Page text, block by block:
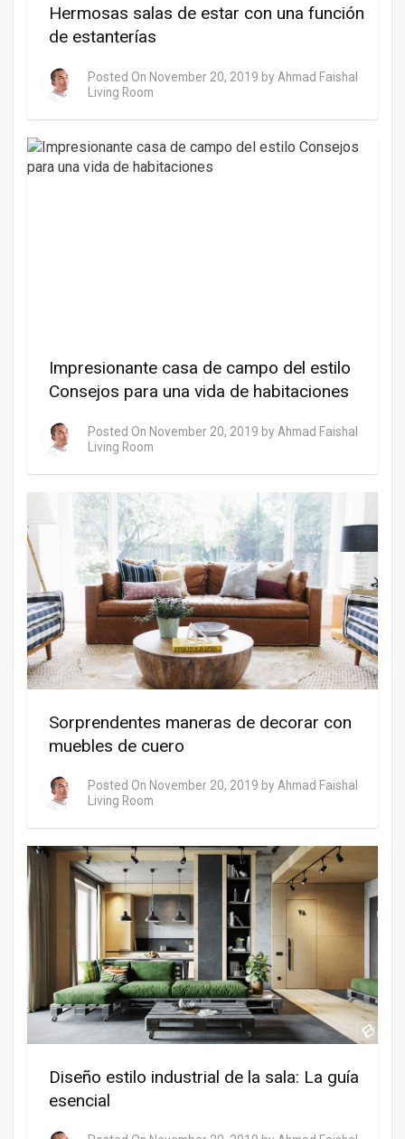
Hermosas salas de estar con una función
de estanterías
Posted On November 20, 2019 by Ahmad Faishal
Living Room
Impresionante casa de campo del estilo
Consejos para una vida de habitaciones
Posted On November 20, 2019 by Ahmad Faishal
Living Room
Sorprendentes maneras de decorar con
muebles de cuero
Posted On November 20, 2019 by Ahmad Faishal
Living Room
Diseño estilo industrial de la sala: La guía
esencial